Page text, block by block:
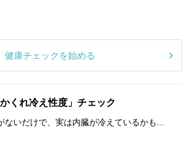
健康チェックを始める
くれ冷え性度」チェック
ないだけで、実は内臓が冷えているかも...